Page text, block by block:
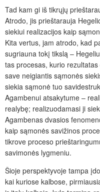
Tad kam gi iš tikrųjų
Atrodo, jis prieštarauja
siekiui realizacijos kaip
Kita vertus, jam atrodo, kad
sugriauna tokį tikslą –
tas procesas, kurio
save neigiantis sąmonės
siekia sąmonė tuo
Agambenui atsakytume –
realybę; realizuodamasi ji
Agambenas dvasios
kaip sąmonės savižinos
tikrove proceso
savimonės lygmeniu.
Šioje perspektyvoje tampa
kai kuriose kalbose,